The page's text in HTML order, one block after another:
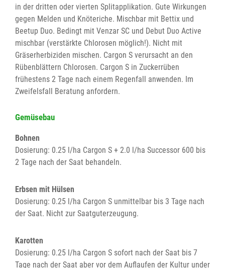
in der dritten oder vierten Splitapplikation. Gute Wirkungen
gegen Melden und Knöteriche. Mischbar mit Bettix und
Beetup Duo. Bedingt mit Venzar SC und Debut Duo Active
mischbar (verstärkte Chlorosen möglich!). Nicht mit
Gräserherbiziden mischen. Cargon S verursacht an den
Rübenblättern Chlorosen. Cargon S in Zuckerrüben
frühestens 2 Tage nach einem Regenfall anwenden. Im
Zweifelsfall Beratung anfordern.
Gemüsebau
Bohnen
Dosierung: 0.25 l/ha Cargon S + 2.0 l/ha Successor 600 bis
2 Tage nach der Saat behandeln.
Erbsen mit Hülsen
Dosierung: 0.25 l/ha Cargon S unmittelbar bis 3 Tage nach
der Saat. Nicht zur Saatguterzeugung.
Karotten
Dosierung: 0.25 l/ha Cargon S sofort nach der Saat bis 7
Tage nach der Saat aber vor dem Auflaufen der Kultur under